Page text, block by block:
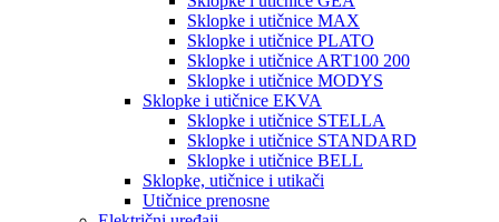
Sklopke i utičnice MAX
Sklopke i utičnice PLATO
Sklopke i utičnice ART100 200
Sklopke i utičnice MODYS
Sklopke i utičnice EKVA
Sklopke i utičnice STELLA
Sklopke i utičnice STANDARD
Sklopke i utičnice BELL
Sklopke, utičnice i utikači
Utičnice prenosne